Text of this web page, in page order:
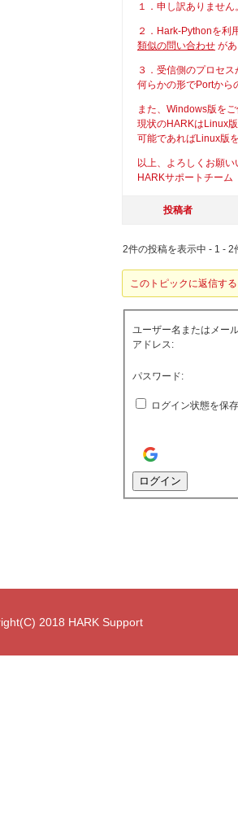
１．申し訳ありませ
２．Hark-Pythonを利
類似の問い合わせ が
３．受信側のプロセ
何らかの形でPortから
また、Windows版を
現状のHARKはLinux
可能であればLinux版
以上、よろしくお願
HARKサポートチーム
投稿者
2件の投稿を表示中 - 1 - 2
このトピックに返信す
ユーザー名またはメー
アドレス:
パスワード:
ログイン状態を保
ログイン
2018 HARK Support